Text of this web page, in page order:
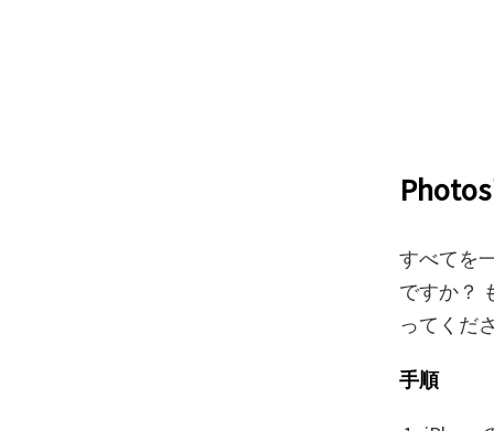
すべてを
ですか？
ってくだ
手順